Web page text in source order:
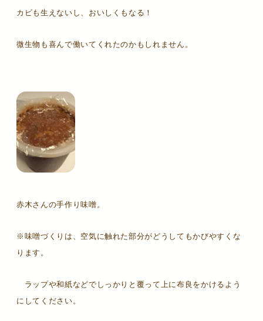
カビも生えないし、おいしくもなる！
微生物も喜んで働いてくれたのかもしれません。
赤木さんの手作り味噌。
※味噌づくりは、空気に触れた部分がどうしてもかびやすくな
ります。
ラップや和紙などでしっかりと覆って上に布良をかけるよう
にしてください。